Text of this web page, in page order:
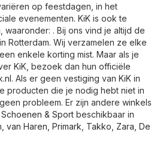
op feestdagen, in het
evenementen. KiK is ook te
. Bij ons vind je altijd de
Rotterdam. Wij verzamelen ze elke
enkele korting mist. Maar als je
KiK, bezoek dan hun officiële
. Als er geen vestiging van KiK in
producten die je nodig hebt niet in
probleem. Er zijn andere winkels
& Sport beschikbaar in
van Haren Primark Takko Zara De